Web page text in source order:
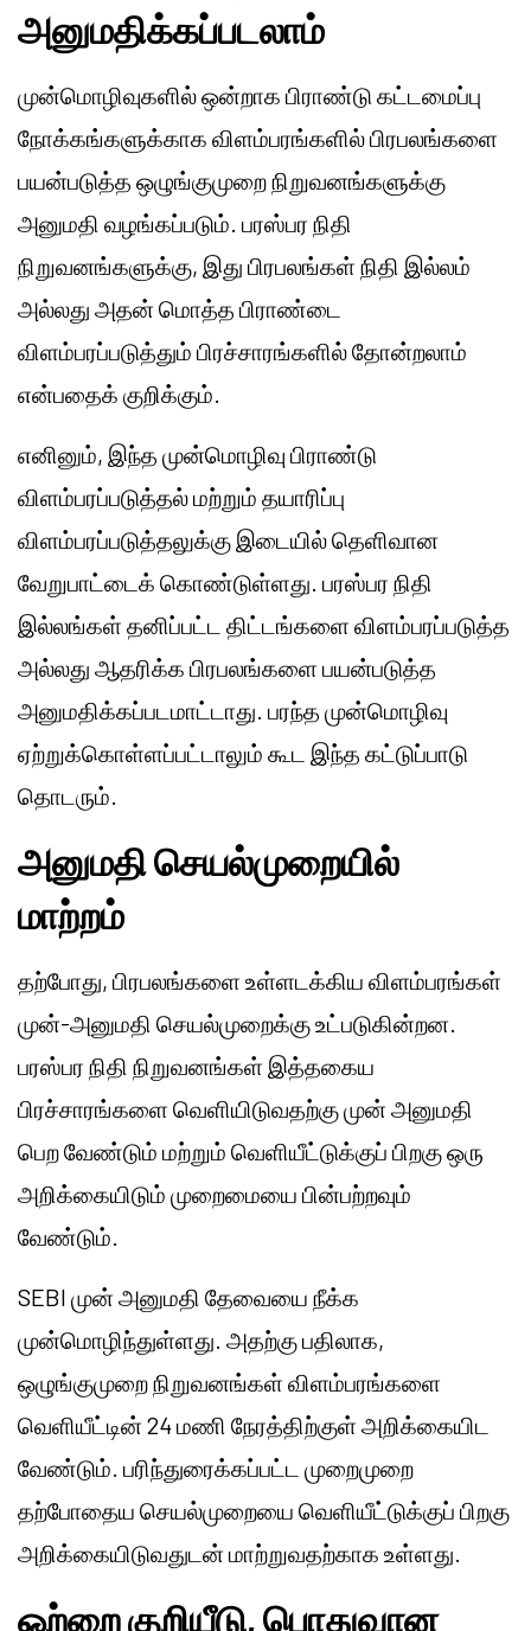
அனுமதிக்கப்படலாம்
முன்மொழிவுகளில் ஒன்றாக பிராண்டு கட்டமைப்பு
நோக்கங்களுக்காக விளம்பரங்களில் பிரபலங்களை
பயன்படுத்த ஒழுங்குமுறை நிறுவனங்களுக்கு
அனுமதி வழங்கப்படும். பரஸ்பர நிதி
நிறுவனங்களுக்கு, இது பிரபலங்கள் நிதி இல்லம்
அல்லது அதன் மொத்த பிராண்டை
விளம்பரப்படுத்தும் பிரச்சாரங்களில் தோன்றலாம்
என்பதைக் குறிக்கும்.
எனினும், இந்த முன்மொழிவு பிராண்டு
விளம்பரப்படுத்தல் மற்றும் தயாரிப்பு
விளம்பரப்படுத்தலுக்கு இடையில் தெளிவான
வேறுபாட்டைக் கொண்டுள்ளது. பரஸ்பர நிதி
இல்லங்கள் தனிப்பட்ட திட்டங்களை விளம்பரப்படுத்த
அல்லது ஆதரிக்க பிரபலங்களை பயன்படுத்த
அனுமதிக்கப்படமாட்டாது. பரந்த முன்மொழிவு
ஏற்றுக்கொள்ளப்பட்டாலும் கூட இந்த கட்டுப்பாடு
தொடரும்.
அனுமதி செயல்முறையில்
மாற்றம்
தற்போது, பிரபலங்களை உள்ளடக்கிய விளம்பரங்கள்
முன்-அனுமதி செயல்முறைக்கு உட்படுகின்றன.
பரஸ்பர நிதி நிறுவனங்கள் இத்தகைய
பிரச்சாரங்களை வெளியிடுவதற்கு முன் அனுமதி
பெற வேண்டும் மற்றும் வெளியீட்டுக்குப் பிறகு ஒரு
அறிக்கையிடும் முறைமையை பின்பற்றவும்
வேண்டும்.
SEBI முன் அனுமதி தேவையை நீக்க
முன்மொழிந்துள்ளது. அதற்கு பதிலாக,
ஒழுங்குமுறை நிறுவனங்கள் விளம்பரங்களை
வெளியீட்டின் 24 மணி நேரத்திற்குள் அறிக்கையிட
வேண்டும். பரிந்துரைக்கப்பட்ட முறைமுறை
தற்போதைய செயல்முறையை வெளியீட்டுக்குப் பிறகு
அறிக்கையிடுவதுடன் மாற்றுவதற்காக உள்ளது.
ஒற்றை குறியீடு, பொதுவான